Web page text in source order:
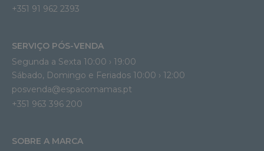
+351 91 962 2393
SERVIÇO PÓS-VENDA
Segunda a Sexta 10:00 › 19:00
Sábado, Domingo e Feriados 10:00 › 12:00
posvenda@espacomamas.pt
+351 963 396 200
SOBRE A MARCA